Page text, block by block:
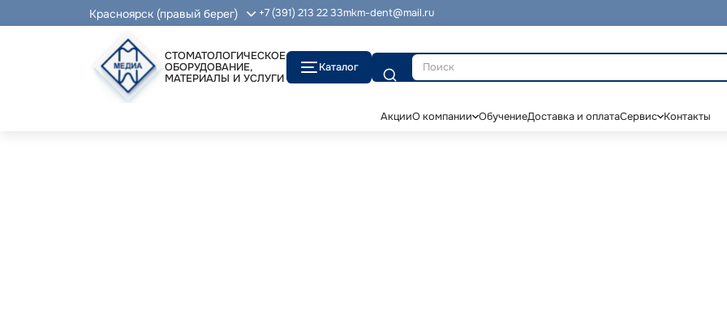
Красноярск (правый берег) +7 (391) 213 22 33mkm-dent@mail.ru
СТОМАТОЛОГИЧЕСКОЕ
ОБОРУДОВАНИЕ,
МАТЕРИАЛЫ И УСЛУГИ
Каталог
Поиск
АкцииО компании ОбучениеДоставка и оплатаСервис Контакты